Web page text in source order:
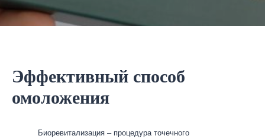
Эффективный способ
омоложения
Биоревитализация – процедура точечного